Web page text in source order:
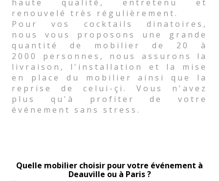
haute qualité, entretenu et
renouvelé très régulièrement.
Pour vos cocktails dinatoires,
nous vous proposons une grande
quantité de mobilier de 20 à
2000 personnes, nous assurons la
livraison, l'installation et la mise
en place du mobilier ainsi que la
reprise de celui-çi. Vous n'avez
plus qu'à profiter de votre
événement sans stress.
Quelle mobilier choisir pour votre événement à
Deauville ou à Paris ?